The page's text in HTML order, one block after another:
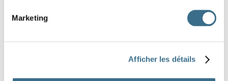
Marketing
Afficher les détails
aller - Indicatif Passé antérieur